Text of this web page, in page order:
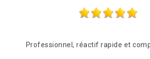
Entreprise très sérieuse Très rapide et